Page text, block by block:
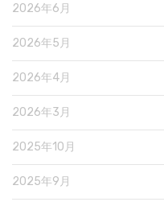
2026年6月
2026年5月
2026年4月
2026年3月
2025年10月
2025年9月